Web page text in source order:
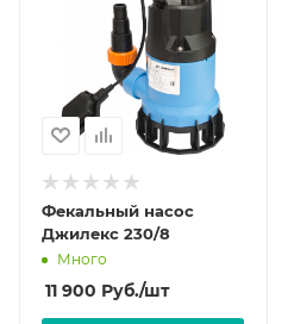
Фекальный насос
Джилекс 230/8
Много
11 900 Руб./шт